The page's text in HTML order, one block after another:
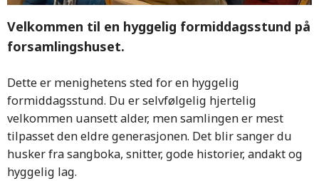
Velkommen til en hyggelig formiddagsstund på
forsamlingshuset.
Dette er menighetens sted for en hyggelig
formiddagsstund. Du er selvfølgelig hjertelig
velkommen uansett alder, men samlingen er mest
tilpasset den eldre generasjonen. Det blir sanger du
husker fra sangboka, snitter, gode historier, andakt og
hyggelig lag.